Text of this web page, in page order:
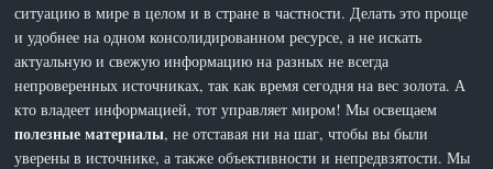
ситуацию в мире в целом и в стране в частности. Делать это проще
и удобнее на одном консолидированном ресурсе, а не искать
актуальную и свежую информацию на разных не всегда
непроверенных источниках, так как время сегодня на вес золота. А
кто владеет информацией, тот управляет миром! Мы освещаем
полезные материалы, не отставая ни на шаг, чтобы вы были
уверены в источнике, а также объективности и непредвзятости. Мы